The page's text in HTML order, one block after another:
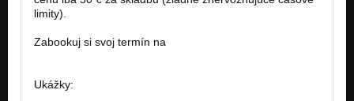
limity).
Zabookuj si svoj termín na
Ukážky: